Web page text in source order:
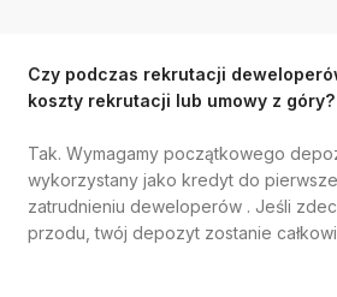
Czy podczas rekrutacji
koszty rekrutacji lub umowy z góry?
Tak. Wymagamy początkowego
wykorzystany jako kredyt do
zatrudnieniu deweloperów . Jeśli
przodu, twój depozyt zostanie